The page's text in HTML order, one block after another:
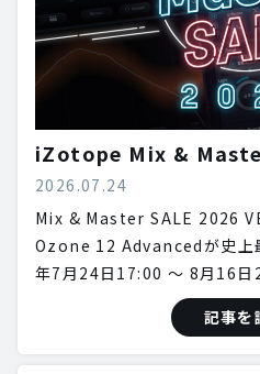
iZotope Mix &
2026.07.24
Mix & Master SALE 2026
Ozone 12 Advancedが史上
年7月24日17:00 〜 8月16
記事を